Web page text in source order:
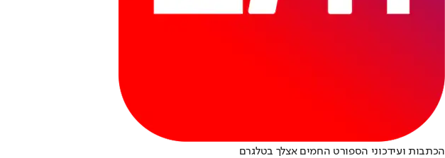
הכתבות ועידכוני הספורט החמים אצלך בטלגרם